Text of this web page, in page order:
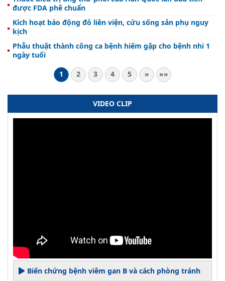
được FDA phê chuẩn
Kích hoạt báo động đỏ liên viện, cứu sống sản phụ nguy
kịch
Phẫu thuật thành công ca bệnh hiếm gặp cho bệnh nhi 1
ngày tuổi
1
2 3 4 5 » »»
VIDEO CLIP
Biến chứng bệnh viêm gan B và cách phòng tránh